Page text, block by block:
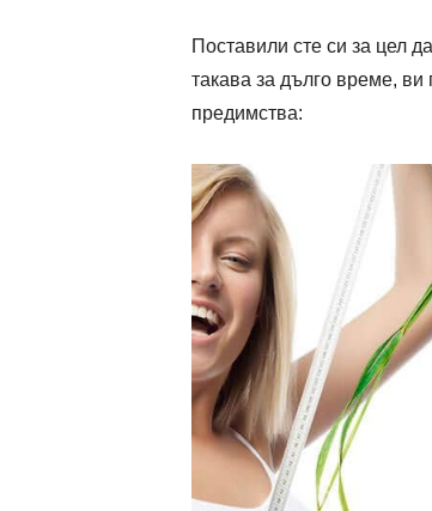
Поставили сте си за цел
такава за дълго време,
предимства: